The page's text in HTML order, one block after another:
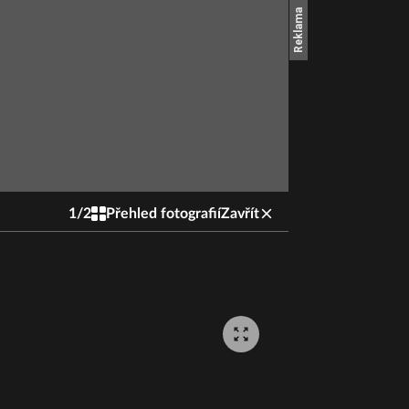
1/2 Přehled fotografiíZavřít